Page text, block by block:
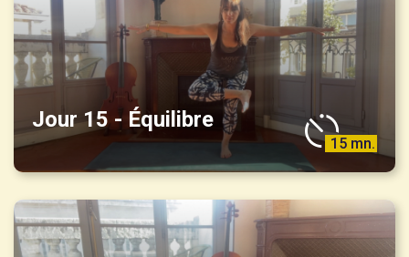
Jour 15 - Équilibre
15 mn.